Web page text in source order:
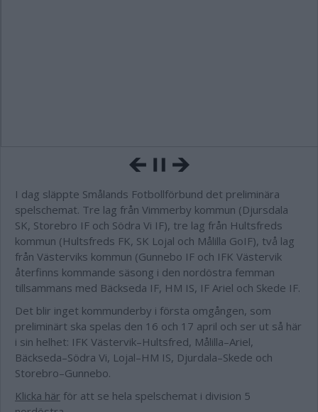
I dag släppte Smålands Fotbollförbund det preliminära
spelschemat. Tre lag från Vimmerby kommun (Djursdala
SK, Storebro IF och Södra Vi IF), tre lag från Hultsfreds
kommun (Hultsfreds FK, SK Lojal och Målilla GoIF), två lag
från Västerviks kommun (Gunnebo IF och IFK Västervik
återfinns kommande säsong i den nordöstra femman
tillsammans med Bäckseda IF, HM IS, IF Ariel och Skede IF.
Det blir inget kommunderby i första omgången, som
preliminärt ska spelas den 16 och 17 april och ser ut så här
i sin helhet: IFK Västervik–Hultsfred, Målilla–Ariel,
Bäckseda–Södra Vi, Lojal–HM IS, Djurdala–Skede och
Storebro–Gunnebo.
Klicka här för att se hela spelschemat i division 5